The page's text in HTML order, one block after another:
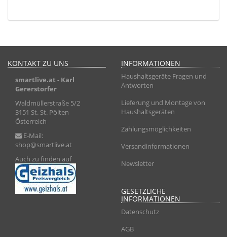
KONTAKT ZU UNS
smartlive.at - Karl
Gererstorfer
Waldmüllerstraße 5/2
3151 St. St. Pölten
Österreich
E-Mail:
shop@smartlive.at
Auch zu finden auf
INFORMATIONEN
Haushaltsgeräte Fragen und
Antworten
Lieferung und Montage von
Haushaltsgeräten
Zahlungsmöglichkeiten
Versandinformationen
Newsletter
GESETZLICHE
INFORMATIONEN
Datenschutz
AGB